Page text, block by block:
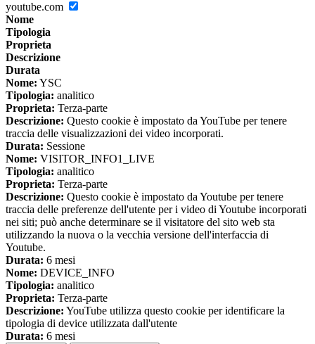
youtube.com
Nome
Tipologia
Proprieta
Descrizione
Durata
Nome: YSC
Tipologia: analitico
Proprieta: Terza-parte
Descrizione: Questo cookie è impostato da YouTube per tenere
traccia delle visualizzazioni dei video incorporati.
Durata: Sessione
Nome: VISITOR_INFO1_LIVE
Tipologia: analitico
Proprieta: Terza-parte
Descrizione: Questo cookie è impostato da Youtube per tenere
traccia delle preferenze dell'utente per i video di Youtube incorporati
nei siti; può anche determinare se il visitatore del sito web sta
utilizzando la nuova o la vecchia versione dell'interfaccia di
Youtube.
Durata: 6 mesi
Nome: DEVICE_INFO
Tipologia: analitico
Proprieta: Terza-parte
Descrizione: YouTube utilizza questo cookie per identificare la
tipologia di device utilizzata dall'utente
Durata: 6 mesi